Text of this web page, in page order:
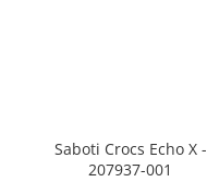
Saboti Crocs Echo X -
207937-001